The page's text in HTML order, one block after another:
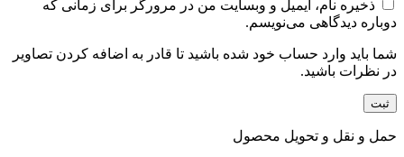
ذخیره نام، ایمیل و وبسایت من در مرورگر برای زمانی که
دوباره دیدگاهی می‌نویسم.
شما باید وارد حساب خود شده باشید تا قادر به اضافه کردن تصاویر
در نظرات باشید.
حمل و نقل و تحویل محصول